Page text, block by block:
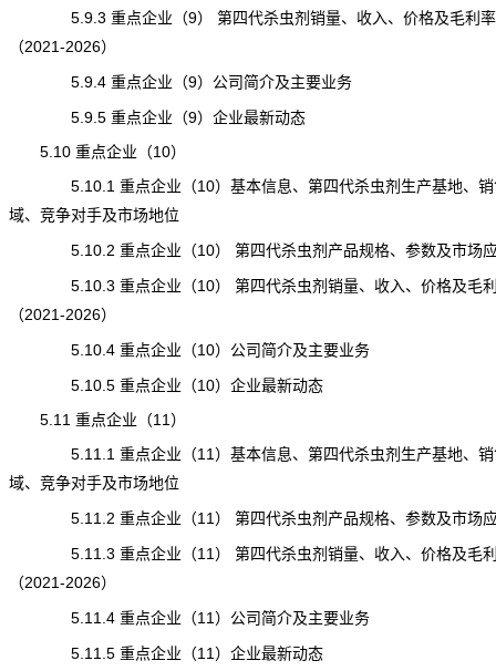
5.9.3 重点企业（9） 第四代杀虫剂销量、收入、价格及毛利率
（2021-2026）
5.9.4 重点企业（9）公司简介及主要业务
5.9.5 重点企业（9）企业最新动态
5.10 重点企业（10）
5.10.1 重点企业（10）基本信息、第四代杀虫剂生产基地、销
域、竞争对手及市场地位
5.10.2 重点企业（10） 第四代杀虫剂产品规格、参数及市场
5.10.3 重点企业（10） 第四代杀虫剂销量、收入、价格及毛
（2021-2026）
5.10.4 重点企业（10）公司简介及主要业务
5.10.5 重点企业（10）企业最新动态
5.11 重点企业（11）
5.11.1 重点企业（11）基本信息、第四代杀虫剂生产基地、销
域、竞争对手及市场地位
5.11.2 重点企业（11） 第四代杀虫剂产品规格、参数及市场
5.11.3 重点企业（11） 第四代杀虫剂销量、收入、价格及毛
（2021-2026）
5.11.4 重点企业（11）公司简介及主要业务
5.11.5 重点企业（11）企业最新动态